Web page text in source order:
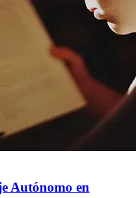
Autónomo en